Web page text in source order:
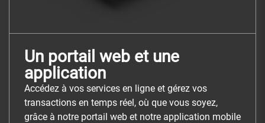
Un portail web et une
application
Accédez à vos services en ligne et gérez vos
transactions en temps réel, où que vous soyez,
grâce à notre portail web et notre application mobile